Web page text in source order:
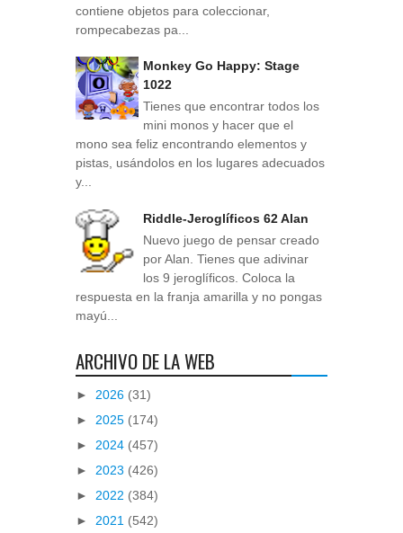
contiene objetos para coleccionar,
rompecabezas pa...
Monkey Go Happy: Stage
1022
Tienes que encontrar todos los
mini monos y hacer que el
mono sea feliz encontrando elementos y
pistas, usándolos en los lugares adecuados
y...
Riddle-Jeroglíficos 62 Alan
Nuevo juego de pensar creado
por Alan. Tienes que adivinar
los 9 jeroglíficos. Coloca la
respuesta en la franja amarilla y no pongas
mayú...
ARCHIVO DE LA WEB
► 2026 (31)
► 2025 (174)
► 2024 (457)
► 2023 (426)
► 2022 (384)
► 2021 (542)